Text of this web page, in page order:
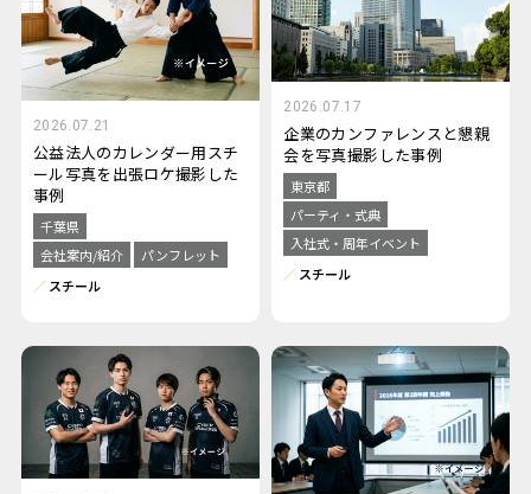
2026.07.21
公益法人のカレンダー用スチ
ール写真を出張ロケ撮影した
事例
千葉県
会社案内/紹介
パンフレット
スチール
2026.07.17
企業のカンファレンスと懇親
会を写真撮影した事例
東京都
パーティ・式典
入社式・周年イベント
スチール